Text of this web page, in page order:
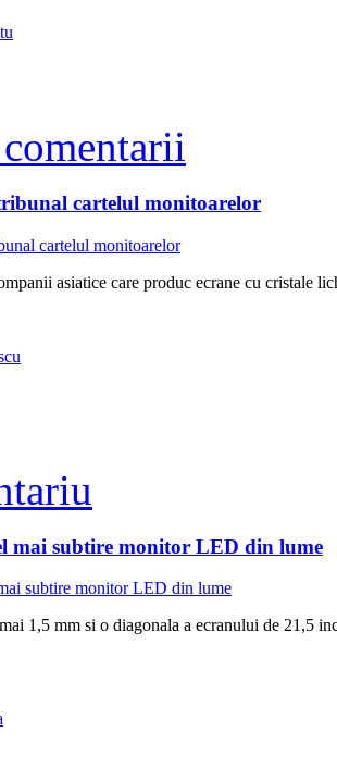
cartelul monitoarelor
asiatice care produc ecrane cu cristale
mai subtire monitor LED din lume
1,5 mm si o diagonala a ecranului de 21,5